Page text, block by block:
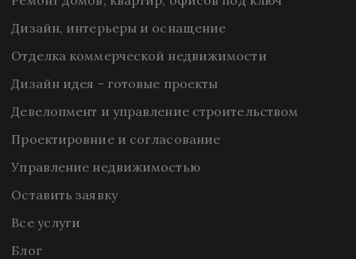
Дизайн, интерьеры и оснащение
Отделка коммерческой недвижимости
Дизайн идея - готовые проекты
Девелопмент и управление строительством
Проектировние и согласование
Управление недвижимостью
Оставить заявку
Все услуги
Блог